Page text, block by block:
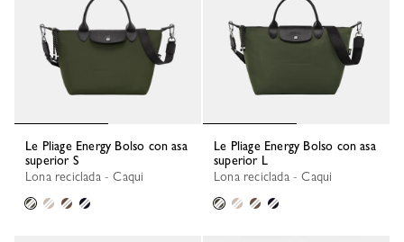
Le Pliage Energy Bolso con asa
superior S
Lona reciclada - Caqui
Le Pliage Energy Bolso con asa
superior L
Lona reciclada - Caqui